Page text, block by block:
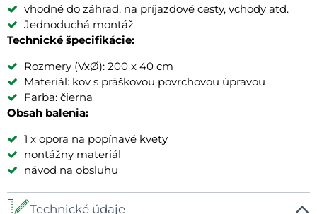
vhodné do záhrad, na príjazdové cesty, vchody atď.
Jednoduchá montáž
Technické špecifikácie:
Rozmery (VxØ): 200 x 40 cm
Materiál: kov s práškovou povrchovou úpravou
Farba: čierna
Obsah balenia:
1 x opora na popínavé kvety
nontážny materiál
návod na obsluhu
Technické údaje